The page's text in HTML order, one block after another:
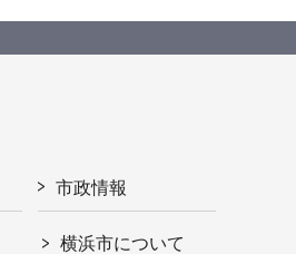
市政情報
横浜市について